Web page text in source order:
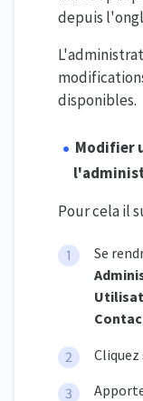
depuis
disponibles.
Modifier
Pour cela il
Se